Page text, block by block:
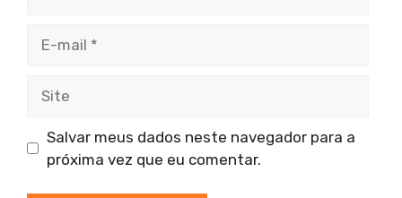
mail
Salvar meus dados neste navegador para a
próxima vez que eu comentar.